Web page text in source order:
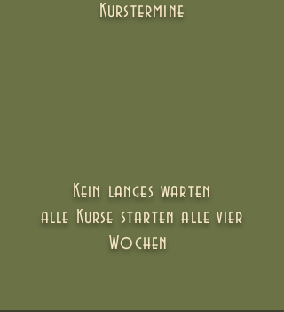
Kurstermine
Kein langes warten
alle Kurse starten alle vier
Wochen